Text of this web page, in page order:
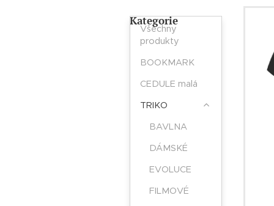
Kategorie
Všechny
produkty
BOOKMARK
CEDULE malá
TRIKO
BAVLNA
DÁMSKÉ
EVOLUCE
FILMOVÉ